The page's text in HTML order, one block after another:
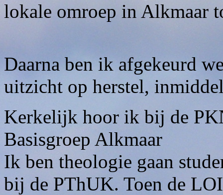
lokale omroep in Alkmaar
Daarna ben ik afgekeurd
uitzicht op herstel,
Kerkelijk hoor ik bij de
Basisgroep Alkmaar
Ik ben theologie gaan
bij de PThUK. Toen de LOI